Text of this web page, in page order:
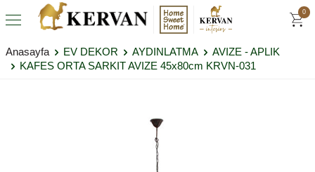
0
Anasayfa EV DEKOR AYDINLATMA
AVIZE - APLIK
KAFES ORTA SARKIT AVIZE 45x80cm KRVN-031